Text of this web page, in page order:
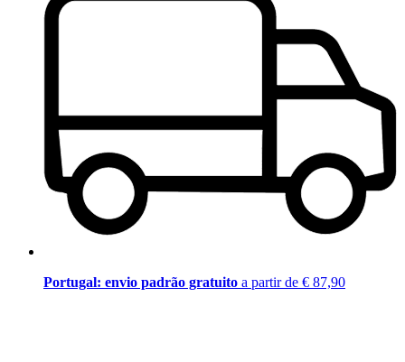
Portugal: envio padrão gratuito a partir de € 87,90